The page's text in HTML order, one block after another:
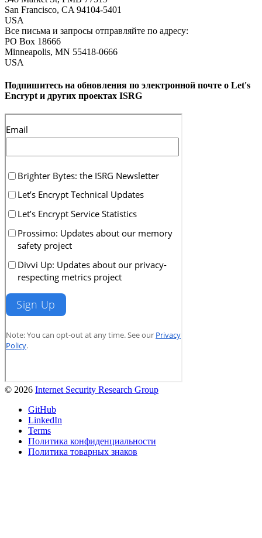
San Francisco, CA 94104-5401
USA
Все письма и запросы отправляйте по адресу:
PO Box 18666
Minneapolis, MN 55418-0666
USA
Подпишитесь на обновления по электронной почте о Let's
Encrypt и других проектах ISRG
© 2026 Internet Security Research Group
GitHub
LinkedIn
Terms
Политика конфиденциальности
Политика товарных знаков